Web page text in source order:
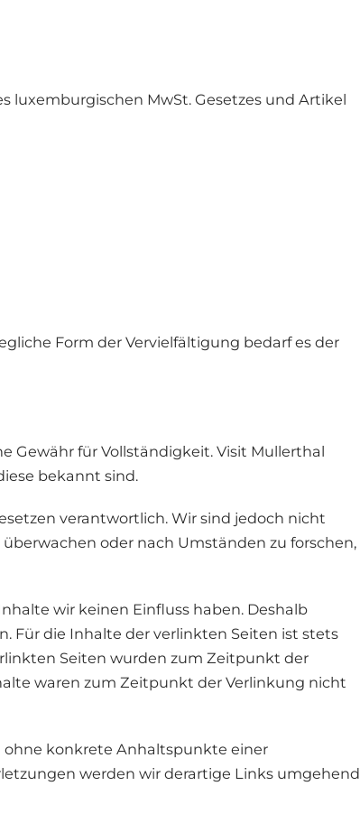
luxemburgischen MwSt. Gesetzes und Artikel
Form der Vervielfältigung bedarf es der
Gewähr für Vollständigkeit. Visit Mullerthal
bekannt sind.
verantwortlich. Wir sind jedoch nicht
oder nach Umständen zu forschen,
wir keinen Einfluss haben. Deshalb
Für die Inhalte der verlinkten Seiten ist stets
Seiten wurden zum Zeitpunkt der
waren zum Zeitpunkt der Verlinkung nicht
konkrete Anhaltspunkte einer
werden wir derartige Links umgehend